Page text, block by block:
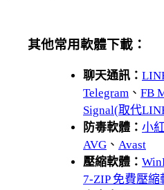
其他常用軟體下載：
聊天通訊：
Telegram 、 FB
Signal(取代
防毒軟體： 小
AVG 、 Avast
壓縮軟體：
7-ZIP 免費壓縮